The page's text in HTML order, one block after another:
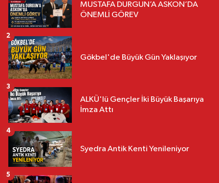
MUSTAFA DURGUN’A ASKON’DA
ÖNEMLİ GÖREV
Gökbel'de Büyük Gün Yaklaşıyor
2
ALKÜ'lü Gençler İki Büyük Başarıya
İmza Attı
3
Syedra Antik Kenti Yenileniyor
4
5